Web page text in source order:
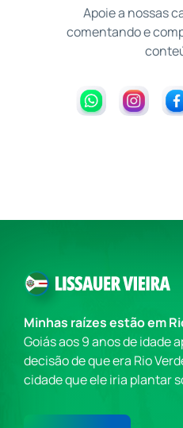
Apoie a nossas
comentando e
Minhas raízes estão em
Goiás aos 9 anos de idade
decisão de que era Rio
cidade que ele iria plantar